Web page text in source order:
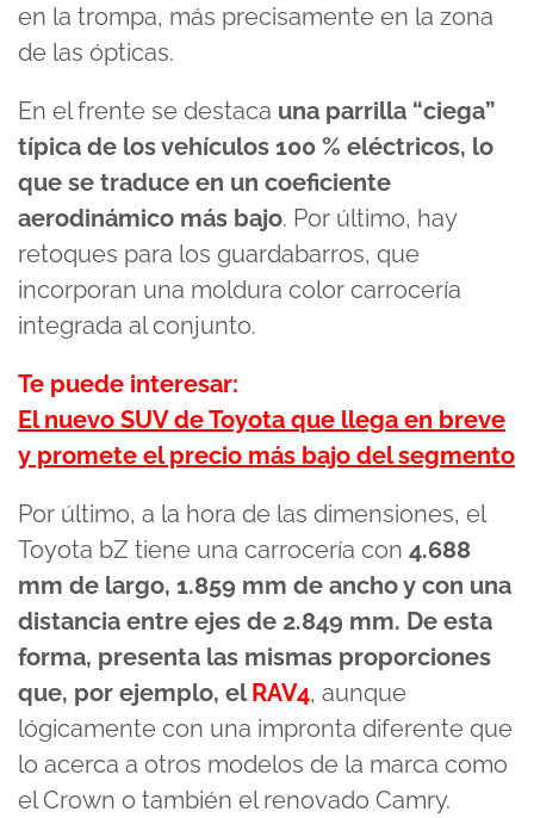
en la trompa, más precisamente en la zona
de las ópticas.
En el frente se destaca una parrilla “ciega”
típica de los vehículos 100 % eléctricos, lo
que se traduce en un coeficiente
aerodinámico más bajo. Por último, hay
retoques para los guardabarros, que
incorporan una moldura color carrocería
integrada al conjunto.
Te puede interesar:
El nuevo SUV de Toyota que llega en breve
y promete el precio más bajo del segmento
Por último, a la hora de las dimensiones, el
Toyota bZ tiene una carrocería con 4.688
mm de largo, 1.859 mm de ancho y con una
distancia entre ejes de 2.849 mm. De esta
forma, presenta las mismas proporciones
que, por ejemplo, elRAV4, aunque
lógicamente con una impronta diferente que
lo acerca a otros modelos de la marca como
el Crown o también el renovado Camry.